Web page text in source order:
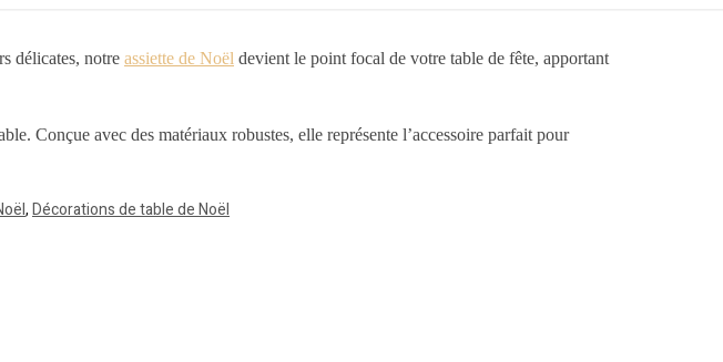
délicates, notreassiette de Noël devient le point focal de votre table de fête, apportant
Conçue avec des matériaux robustes, elle représente l’accessoire parfait pour
,Décorations de table de Noël